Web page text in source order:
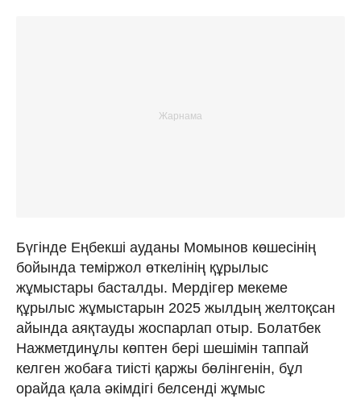
Бүгінде Еңбекші ауданы Момынов көшесінің
бойында теміржол өткелінің құрылыс
жұмыстары басталды. Мердігер мекеме
құрылыс жұмыстарын 2025 жылдың желтоқсан
айында аяқтауды жоспарлап отыр. Болатбек
Нажметдинұлы көптен бері шешімін таппай
келген жобаға тиісті қаржы бөлінгенін, бұл
орайда қала әкімдігі белсенді жұмыс